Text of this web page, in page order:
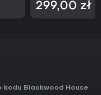
299,00 zł
kodu Blackwood House